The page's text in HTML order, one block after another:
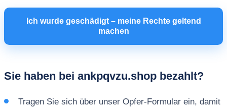
Ich wurde geschädigt – meine Rechte geltend
machen
Sie haben bei ankpqvzu.shop bezahlt?
Tragen Sie sich über unser Opfer-Formular ein, damit